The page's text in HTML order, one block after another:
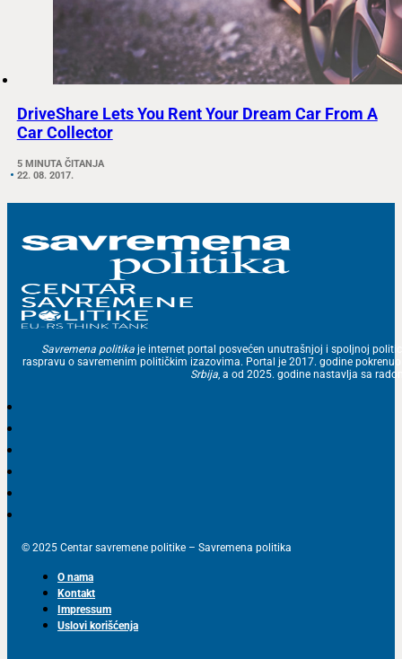
DriveShare Lets You Rent Your Dream Car From A
Car Collector
5 MINUTA ČITANJA
22. 08. 2017.
Savremena politika je internet portal posvećen unutrašnjoj i spoljnoj
raspravu o savremenim političkim izazovima. Portal je 2017. godine
Srbija, a od 2025. godine nastavlja sa
© 2025 Centar savremene politike – Savremena politika
O nama
Kontakt
Impressum
Uslovi korišćenja